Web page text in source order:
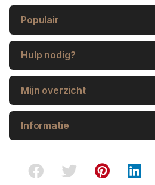
Populair
Hulp nodig?
Mijn overzicht
Informatie